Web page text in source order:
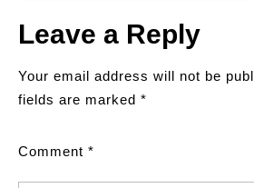
Leave a Reply
Your email address will not be
fields are marked *
Comment *